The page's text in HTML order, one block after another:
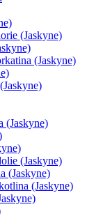
(Jaskyne)
(Jaskyne)
(Jaskyne)
(Jaskyne)
(Jaskyne)
(Jaskyne)